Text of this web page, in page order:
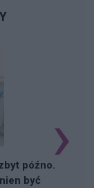
późno.
być
›